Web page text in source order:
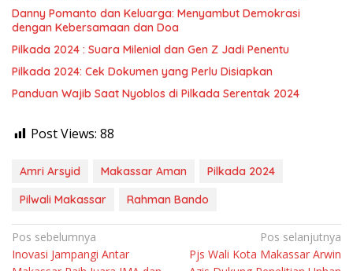
Danny Pomanto dan Keluarga: Menyambut Demokrasi
dengan Kebersamaan dan Doa
Pilkada 2024 : Suara Milenial dan Gen Z Jadi Penentu
Pilkada 2024: Cek Dokumen yang Perlu Disiapkan
Panduan Wajib Saat Nyoblos di Pilkada Serentak 2024
Post Views: 88
Amri Arsyid Makassar Aman
Pilkada 2024
Pilwali Makassar
Rahman Bando
Navigasi
pos
Pos sebelumnya
Inovasi Jampangi Antar
Pos selanjutnya
Pjs Wali Kota Makassar Arwin